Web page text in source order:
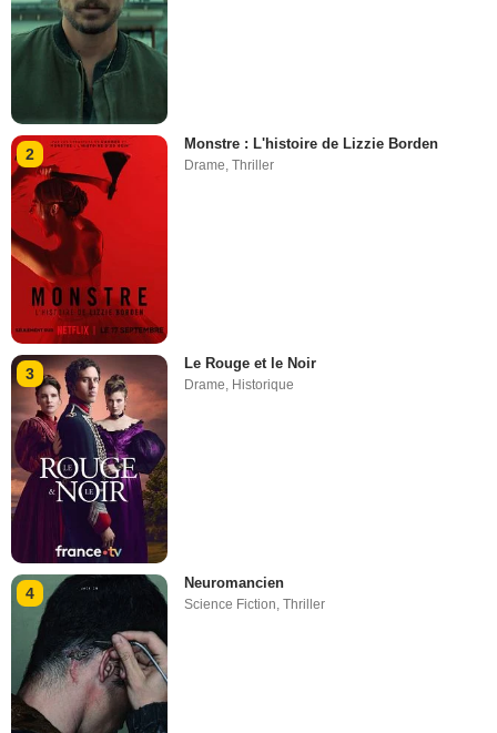
2
Monstre : L'histoire de Lizzie Borden
Drame,Thriller
3
Le Rouge et le Noir
Drame, Historique
4
Neuromancien
Science Fiction,Thriller